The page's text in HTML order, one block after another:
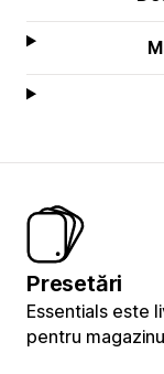
Presetări
Essentials este
pentru